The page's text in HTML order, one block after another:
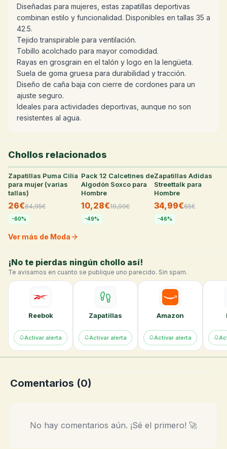
Diseñadas para mujeres, estas zapatillas deportivas
combinan estilo y funcionalidad. Disponibles en tallas 35 a
42.5.
Tejido transpirable para ventilación.
Tobillo acolchado para mayor comodidad.
Rayas en grosgrain en el talón y logo en la lengüeta.
Suela de goma gruesa para durabilidad y tracción.
Diseño de caña baja con cierre de cordones para un
ajuste seguro.
Ideales para actividades deportivas, aunque no son
resistentes al agua.
Chollos relacionados
31°
Zapatillas Puma Cilia
para mujer (varias
tallas)
26€64,95€
-60%
30 °
Pack 12 Calcetines de
Algodón Soxco para
Hombre
10,28€19,99€
-49%
29
Zapatillas Adidas
Streettalk para
Hombre
34,99€65€
-46%
Ver más de Moda
¡No te pierdas ningún chollo así!
Te avisamos en cuanto se publique uno parecido. Sin spam.
Reebok
Activar alerta
Zapatillas
Activar alerta
Amazon
Activar alerta
Comentarios (0)
No hay comentarios aún. ¡Sé el primero! 🚀